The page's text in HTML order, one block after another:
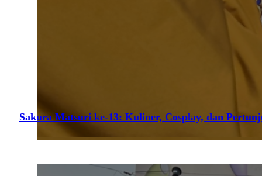
Sakura Matsuri ke-13: Kuliner, Cosplay, dan